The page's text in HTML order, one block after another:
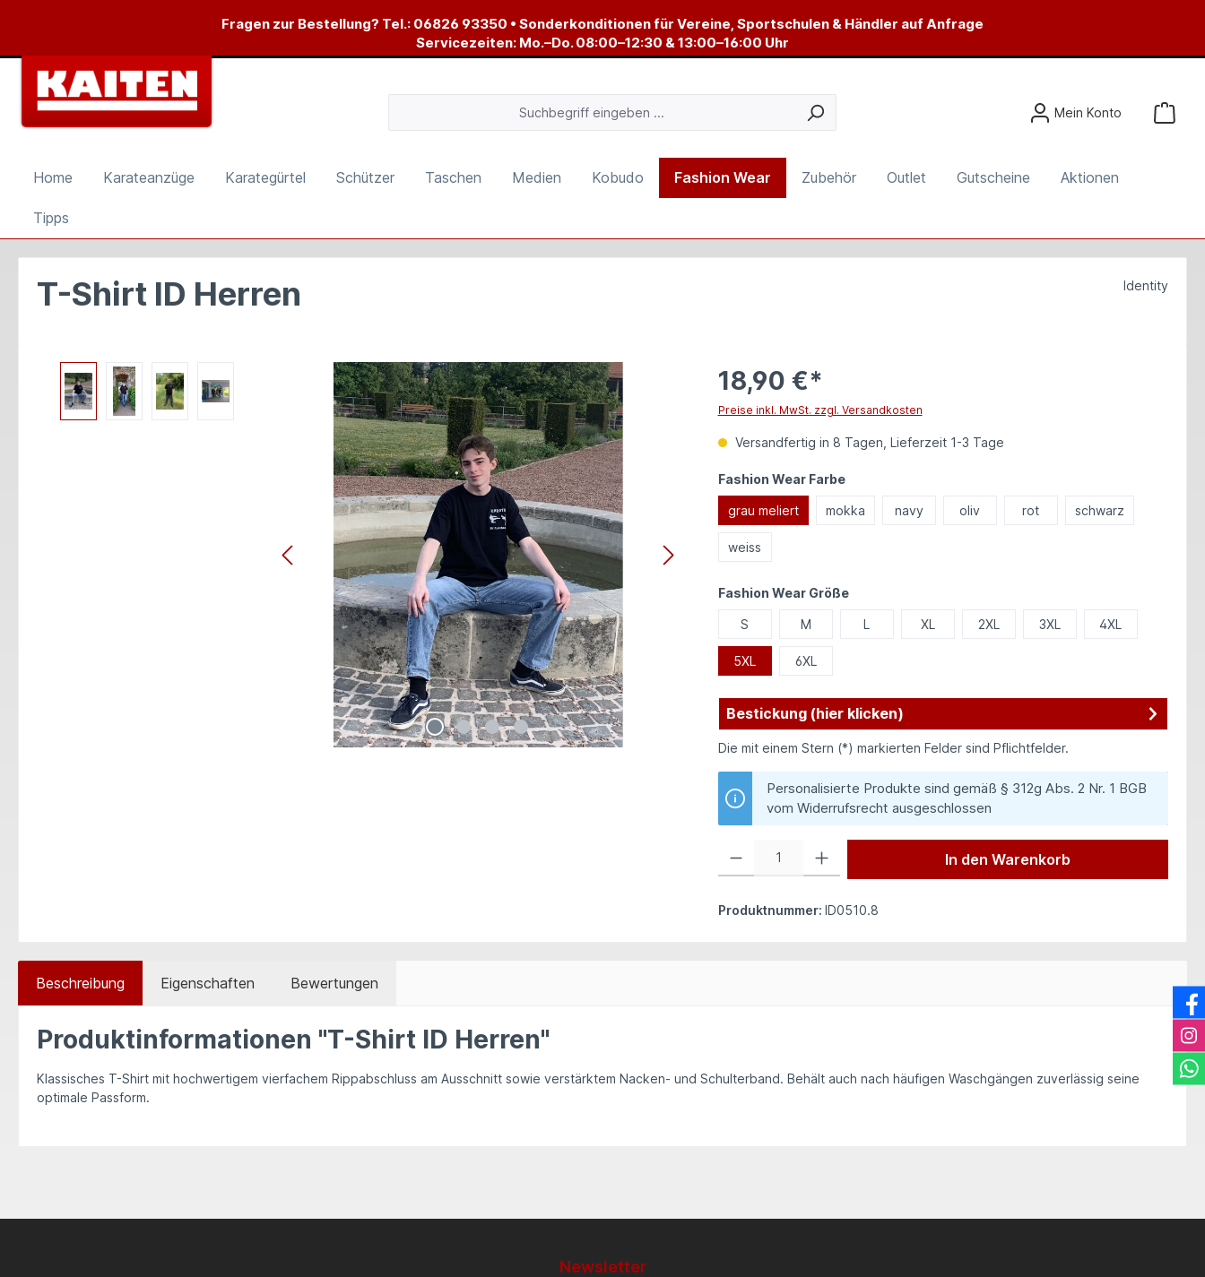
Zur Hauptnavigation springenFragen zur Bestellung? Tel.: 06826 93350 • Sonderkonditionen für Vereine, Sportschulen & Händler auf Anfrage
Servicezeiten: Mo.–Do. 08:00–12:30 & 13:00–16:00 Uhr
Mein Konto
Home Karateanzüge Karategürtel Schützer Taschen Medien Kobudo Fashion Wear Zubehör Outlet Gutscheine Aktionen
Tipps
T-Shirt ID Herren Identity
Bildergalerie überspringen 18,90 €*
Preise inkl. MwSt. zzgl. Versandkosten
Versandfertig in 8 Tagen, Lieferzeit 1-3 Tage
Fashion Wear Farbeauswählen
grau meliert mokka navy oliv rot schwarz
weiss
Fashion Wear Größeauswählen
S M L XL 2XL 3XL 4XL
5XL 6XL
Bestickung (hier klicken)
Die mit einem Stern (*) markierten Felder sind Pflichtfelder.
Personalisierte Produkte sind gemäß § 312g Abs. 2 Nr. 1 BGB
vom Widerrufsrecht ausgeschlossen
In den Warenkorb
Produktnummer: ID0510.8
Beschreibung Eigenschaften Bewertungen
Produktinformationen "T-Shirt ID Herren"
Klassisches T-Shirt mit hochwertigem vierfachem Rippabschluss am Ausschnitt sowie verstärktem Nacken- und Schulterband. Behält auch nach häufigen Waschgängen zuverlässig seine
optimale Passform.
Newsletter